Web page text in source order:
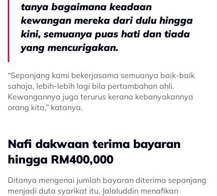
tanya bagaimana keadaan
kewangan mereka dari dulu hingga
kini, semuanya puas hati dan tiada
yang mencurigakan.
“Sepanjang kami bekerjasama semuanya baik-baik
sahaja, lebih-lebih lagi bila pertambahan ahli.
Kewangannya juga terurus kerana kebanyakannya
orang kita,” katanya.
Nafi dakwaan terima bayaran
hingga RM400,000
Ditanya mengenai jumlah bayaran diterima sepanjang
menjadi duta syarikat itu, Jalaluddin menafikan